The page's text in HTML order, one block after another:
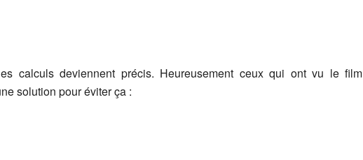
calculs deviennent précis. Heureusement ceux qui ont vu le film
solution pour éviter ça :